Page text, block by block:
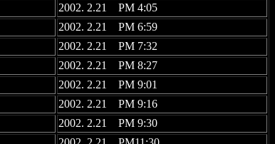
2002. 2.21 PM 4:05
2002. 2.21 PM 6:59
2002. 2.21 PM 7:32
2002. 2.21 PM 8:27
2002. 2.21 PM 9:01
2002. 2.21 PM 9:16
2002. 2.21 PM 9:30